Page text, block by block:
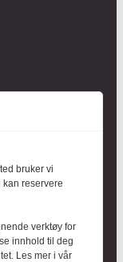
bruker vi
kan reservere
verktøy for
innhold til deg
Les mer i vår